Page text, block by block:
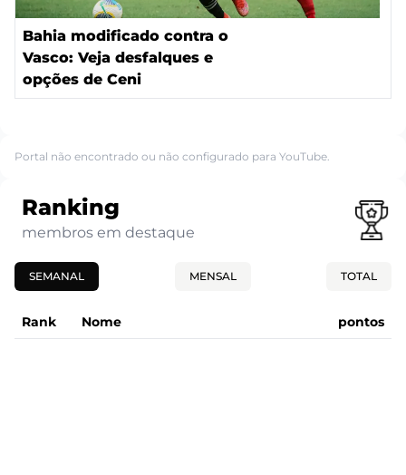
Bahia modificado contra o
Vasco: Veja desfalques e
opções de Ceni
Portal não encontrado ou não configurado para YouTube.
Ranking
membros em destaque
SEMANAL MENSAL TOTAL
Rank Nome pontos